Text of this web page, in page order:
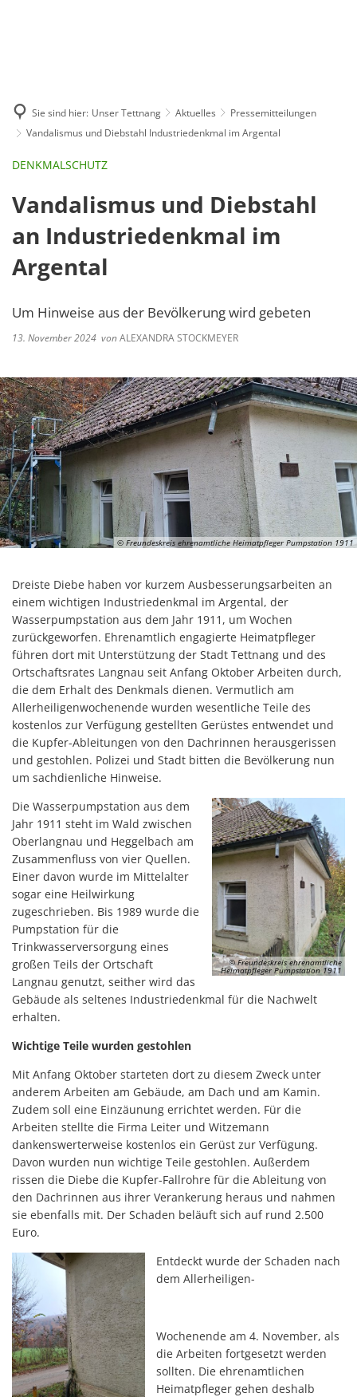
Sie sind hier: Unser Tettnang Aktuelles
Pressemitteilungen
Vandalismus und Diebstahl Industriedenkmal im Argental
DENKMALSCHUTZ
Vandalismus und Diebstahl
an Industriedenkmal im
Argental
Um Hinweise aus der Bevölkerung wird gebeten
13. November 2024 vonALEXANDRA STOCKMEYER
© Freundeskreis ehrenamtliche Heimatpfleger Pumpstation 1911
Dreiste Diebe haben vor kurzem Ausbesserungsarbeiten an
einem wichtigen Industriedenkmal im Argental, der
Wasserpumpstation aus dem Jahr 1911, um Wochen
zurückgeworfen. Ehrenamtlich engagierte Heimatpfleger
führen dort mit Unterstützung der Stadt Tettnang und des
Ortschaftsrates Langnau seit Anfang Oktober Arbeiten durch,
die dem Erhalt des Denkmals dienen. Vermutlich am
Allerheiligenwochenende wurden wesentliche Teile des
kostenlos zur Verfügung gestellten Gerüstes entwendet und
die Kupfer-Ableitungen von den Dachrinnen herausgerissen
und gestohlen. Polizei und Stadt bitten die Bevölkerung nun
um sachdienliche Hinweise.
© Freundeskreis ehrenamtliche
Heimatpfleger Pumpstation 1911
Die Wasserpumpstation aus dem
Jahr 1911 steht im Wald zwischen
Oberlangnau und Heggelbach am
Zusammenfluss von vier Quellen.
Einer davon wurde im Mittelalter
sogar eine Heilwirkung
zugeschrieben. Bis 1989 wurde die
Pumpstation für die
Trinkwasserversorgung eines
großen Teils der Ortschaft
Langnau genutzt, seither wird das
Gebäude als seltenes Industriedenkmal für die Nachwelt
erhalten.
Wichtige Teile wurden gestohlen
Mit Anfang Oktober starteten dort zu diesem Zweck unter
anderem Arbeiten am Gebäude, am Dach und am Kamin.
Zudem soll eine Einzäunung errichtet werden. Für die
Arbeiten stellte die Firma Leiter und Witzemann
dankenswerterweise kostenlos ein Gerüst zur Verfügung.
Davon wurden nun wichtige Teile gestohlen. Außerdem
rissen die Diebe die Kupfer-Fallrohre für die Ableitung von
den Dachrinnen aus ihrer Verankerung heraus und nahmen
sie ebenfalls mit. Der Schaden beläuft sich auf rund 2.500
Euro.
Entdeckt wurde der Schaden nach
dem Allerheiligen-
Wochenende am 4. November, als
die Arbeiten fortgesetzt werden
sollten. Die ehrenamtlichen
Heimatpfleger gehen deshalb